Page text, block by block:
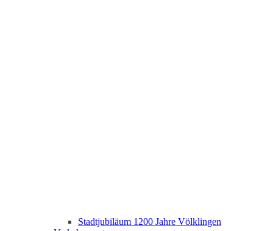
Stadtjubiläum 1200 Jahre Völklingen